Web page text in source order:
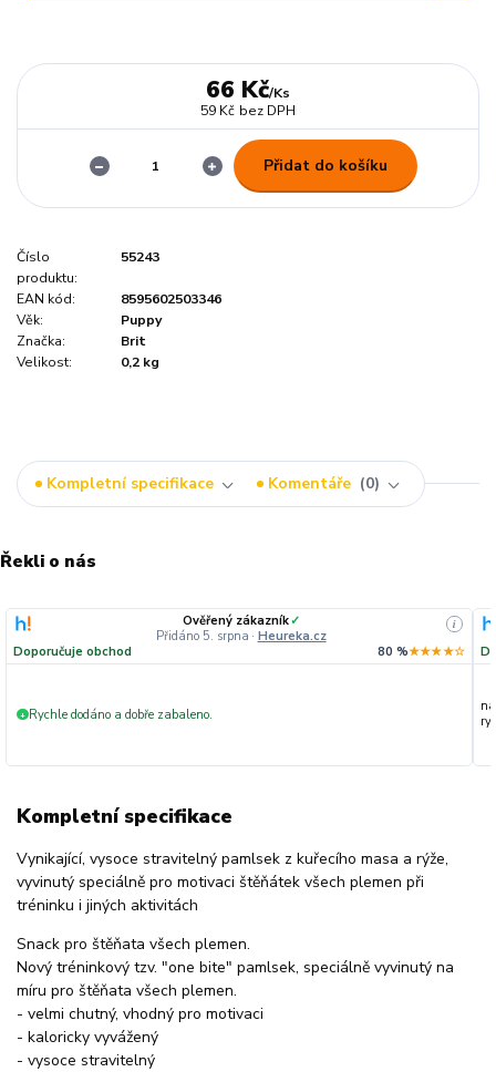
66 Kč/Ks
59 Kč bez DPH
Přidat do košíku
Číslo
produktu:
55243
EAN kód:
8595602503346
Věk:
Puppy
Značka:
Brit
Velikost:
0,2 kg
Kompletní specifikace Komentáře 0
Řekli o nás
Ověřený zákazník✓
Přidáno 5. srpna · Heureka.cz
i
Doporučuje obchod 80 %★★★★☆
+ Rychle dodáno a dobře zabaleno.
Kompletní specifikace
Vynikající, vysoce stravitelný pamlsek z kuřecího masa a rýže,
vyvinutý speciálně pro motivaci štěňátek všech plemen při
tréninku i jiných aktivitách
Snack pro štěňata všech plemen.
Nový tréninkový tzv. "one bite" pamlsek, speciálně vyvinutý na
míru pro štěňata všech plemen.
- velmi chutný, vhodný pro motivaci
- kaloricky vyvážený
- vysoce stravitelný